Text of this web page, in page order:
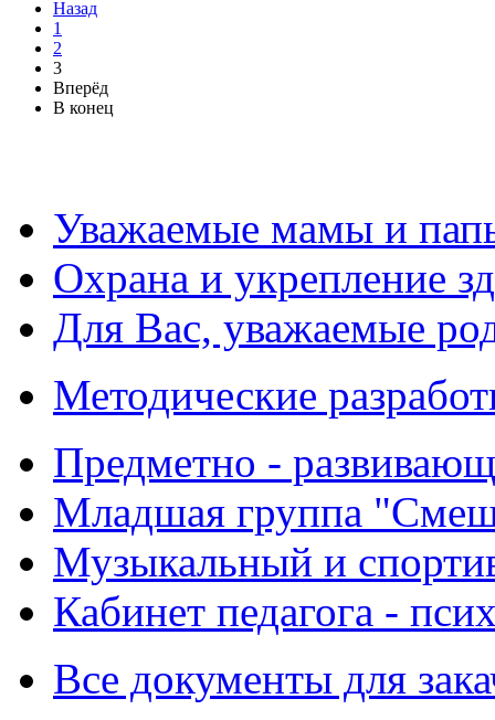
Назад
1
2
3
Вперёд
В конец
Уважаемые мамы и
Охрана и укрепление
Для Вас, уважаемые
Методические
Предметно -
Младшая группа
Музыкальный и
Кабинет педагога -
Все документы для